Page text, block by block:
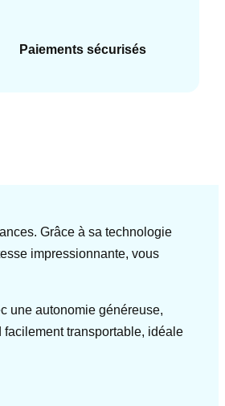
Paiements sécurisés
Grâce à sa technologie
impressionnante, vous
une autonomie généreuse,
transportable, idéale